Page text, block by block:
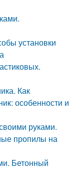
установки
Как
особенности и
руками.
пропилы на
Бетонный